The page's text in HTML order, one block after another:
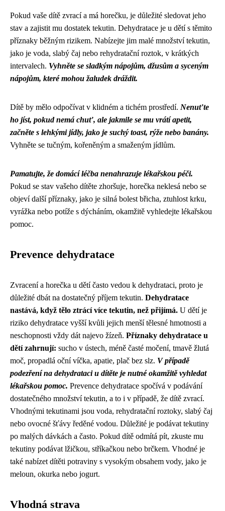
Pokud vaše dítě zvrací a má horečku, je důležité sledovat jeho
stav a zajistit mu dostatek tekutin. Dehydratace je u dětí s těmito
příznaky běžným rizikem. Nabízejte jim malé množství tekutin,
jako je voda, slabý čaj nebo rehydratační roztok, v krátkých
intervalech. Vyhněte se sladkým nápojům, džusům a syceným
nápojům, které mohou žaludek dráždit.
Dítě by mělo odpočívat v klidném a tichém prostředí. Nenuťte
ho jíst, pokud nemá chuť, ale jakmile se mu vrátí apetit,
začněte s lehkými jídly, jako je suchý toast, rýže nebo banány.
Vyhněte se tučným, kořeněným a smaženým jídlům.
Pamatujte, že domácí léčba nenahrazuje lékařskou péči.
Pokud se stav vašeho dítěte zhoršuje, horečka neklesá nebo se
objeví další příznaky, jako je silná bolest břicha, ztuhlost krku,
vyrážka nebo potíže s dýcháním, okamžitě vyhledejte lékařskou
pomoc.
Prevence dehydratace
Zvracení a horečka u dětí často vedou k dehydrataci, proto je
důležité dbát na dostatečný příjem tekutin. Dehydratace
nastává, když tělo ztrácí více tekutin, než přijímá. U dětí je
riziko dehydratace vyšší kvůli jejich menší tělesné hmotnosti a
neschopnosti vždy dát najevo žízeň. Příznaky dehydratace u
dětí zahrnují: sucho v ústech, méně časté močení, tmavě žlutá
moč, propadlá oční víčka, apatie, plač bez slz. V případě
podezření na dehydrataci u dítěte je nutné okamžitě vyhledat
lékařskou pomoc. Prevence dehydratace spočívá v podávání
dostatečného množství tekutin, a to i v případě, že dítě zvrací.
Vhodnými tekutinami jsou voda, rehydratační roztoky, slabý čaj
nebo ovocné šťávy ředěné vodou. Důležité je podávat tekutiny
po malých dávkách a často. Pokud dítě odmítá pít, zkuste mu
tekutiny podávat lžičkou, stříkačkou nebo brčkem. Vhodné je
také nabízet dítěti potraviny s vysokým obsahem vody, jako je
meloun, okurka nebo jogurt.
Vhodná strava